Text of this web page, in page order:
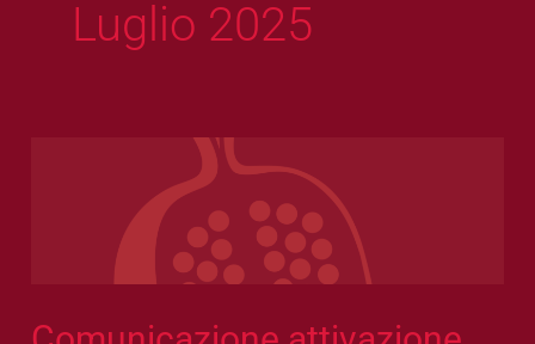
Luglio 2025
newsletter